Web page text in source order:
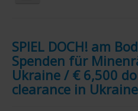
Magazine
Abos/Subscriptions
Podcast
SPIEL DOCH! am
Spenden für
Ukraine / € 6,500
clearance in Ukraine